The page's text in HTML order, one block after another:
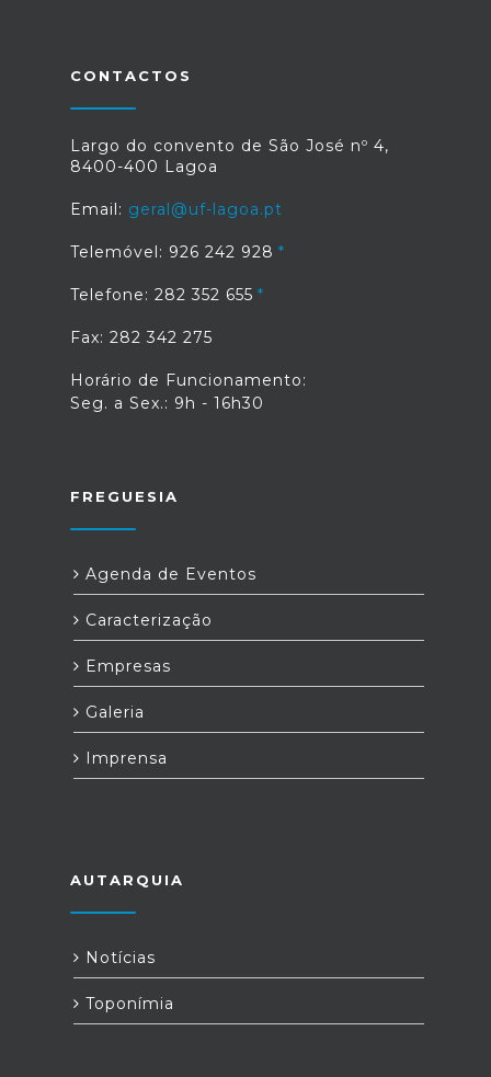
CONTACTOS
Largo do convento de São José nº 4,
8400-400 Lagoa
Email: geral@uf-lagoa.pt
Telemóvel: 926 242 928
Telefone: 282 352 655
Fax: 282 342 275
Horário de Funcionamento:
Seg. a Sex.: 9h - 16h30
FREGUESIA
Agenda de Eventos
Caracterização
Empresas
Galeria
Imprensa
AUTARQUIA
Notícias
Toponímia